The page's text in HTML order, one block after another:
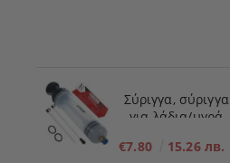
Σύριγγα, σύριγγα
για λάδια/υγρά
€7.80 15.26 лв.